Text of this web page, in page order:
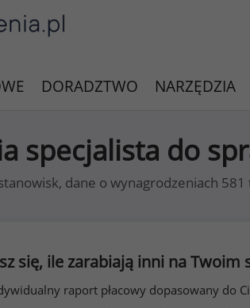
DORADZTWO NARZĘDZIA
specjalista do
dane o wynagrodzeniach
się, ile zarabiają inni na Twoim
raport płacowy dopasowany do